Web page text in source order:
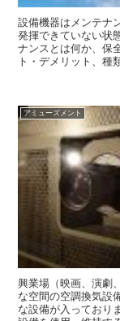
設備機器はメンテナ
発揮できていない状
ナンスとは何か、保
ト・デメリット、種
アミューズメント
興業場（映画、演劇
な空間の空調換気設
な設備が入っており